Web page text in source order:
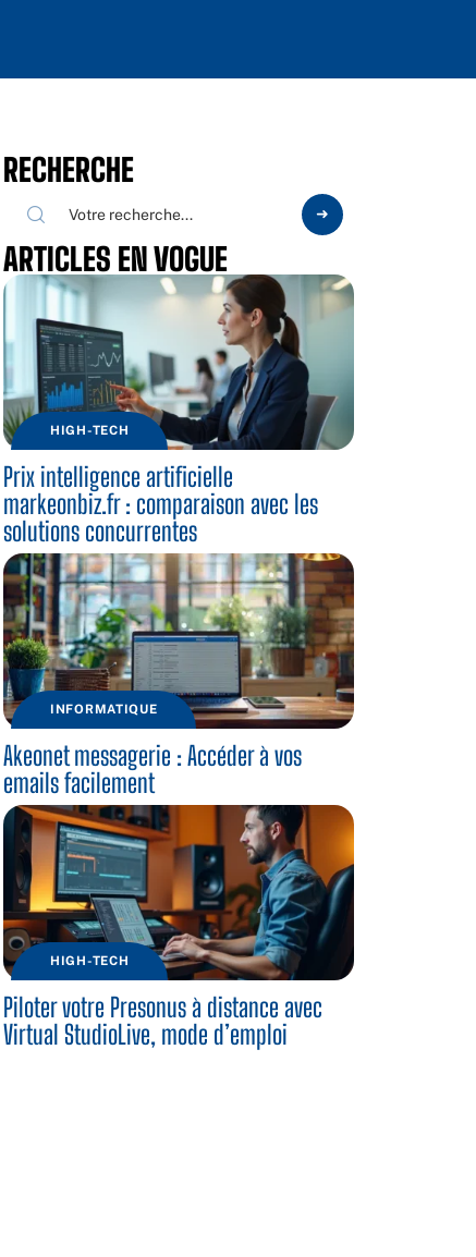
RECHERCHE
ARTICLES EN VOGUE
HIGH-TECH
Prix intelligence artificielle
markeonbiz.fr : comparaison avec les
solutions concurrentes
INFORMATIQUE
Akeonet messagerie : Accéder à vos
emails facilement
HIGH-TECH
Piloter votre Presonus à distance avec
Virtual StudioLive, mode d’emploi